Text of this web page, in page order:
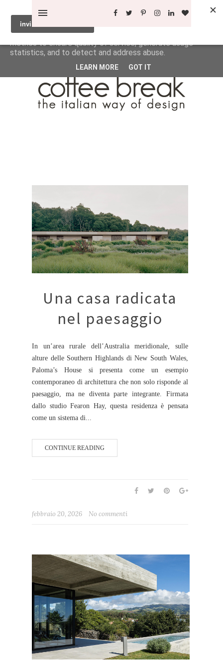
Una casa radicata
nel paesaggio
In un’area rurale dell’Australia meridionale, sulle
alture delle Southern Highlands di New South Wales,
Paloma’s House si presenta come un esempio
contemporaneo di architettura che non solo risponde al
paesaggio, ma ne diventa parte integrante. Firmata
dallo studio Fearon Hay, questa residenza è pensata
come un sistema di...
CONTINUE READING
febbraio 20, 2026 No commenti
This site uses cookies from Google to deliver its services
and to analyze traffic. Your IP address and user-agent are
shared with Google along with performance and security
metrics to ensure quality of service, generate usage
statistics, and to detect and address abuse.
LEARN MORE GOT IT